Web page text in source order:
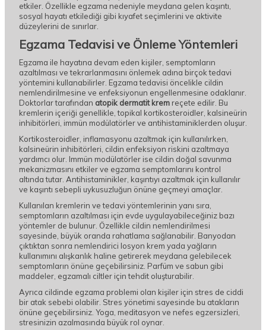
etkiler. Özellikle egzama nedeniyle meydana gelen kaşıntı,
sosyal hayatı etkilediği gibi kıyafet seçimlerini ve aktivite
düzeylerini de sınırlar.
Egzama Tedavisi ve Önleme Yöntemleri
Egzama ile hayatına devam eden kişiler, semptomların
azaltılması ve tekrarlanmasını önlemek adına birçok tedavi
yöntemini kullanabilirler. Egzama tedavisi öncelikle cildin
nemlendirilmesine ve enfeksiyonun engellenmesine odaklanır.
Doktorlar tarafından atopik dermatit krem reçete edilir. Bu
kremlerin içeriği genellikle, topikal kortikosteroidler, kalsineürin
inhibitörleri, immün modülatörler ve antihistaminiklerden oluşur.
Kortikosteroidler, inflamasyonu azaltmak için kullanılırken,
kalsineürin inhibitörleri, cildin enfeksiyon riskini azaltmaya
yardımcı olur. Immün modülatörler ise cildin doğal savunma
mekanizmasını etkiler ve egzama semptomlarını kontrol
altında tutar. Antihistaminikler, kaşıntıyı azaltmak için kullanılır
ve kaşıntı sebepli uykusuzluğun önüne geçmeyi amaçlar.
Kullanılan kremlerin ve tedavi yöntemlerinin yanı sıra,
semptomların azaltılması için evde uygulayabileceğiniz bazı
yöntemler de bulunur. Özellikle cildin nemlendirilmesi
sayesinde, büyük oranda rahatlama sağlanabilir. Banyodan
çıktıktan sonra nemlendirici losyon krem yada yağların
kullanımını alışkanlık haline getirerek meydana gelebilecek
semptomların önüne geçebilirsiniz. Parfüm ve sabun gibi
maddeler, egzamalı ciltler için tehdit oluşturabilir.
Ayrıca cildinde egzama problemi olan kişiler için stres de ciddi
bir atak sebebi olabilir. Stres yönetimi sayesinde bu atakların
önüne geçebilirsiniz. Yoga, meditasyon ve nefes egzersizleri,
stresinizin azalmasında büyük rol oynar.